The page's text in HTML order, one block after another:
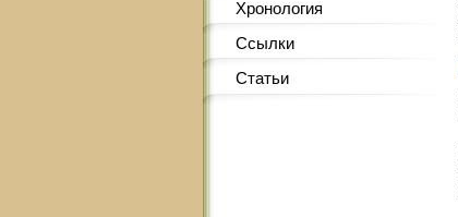
Хронология
Ссылки
Статьи